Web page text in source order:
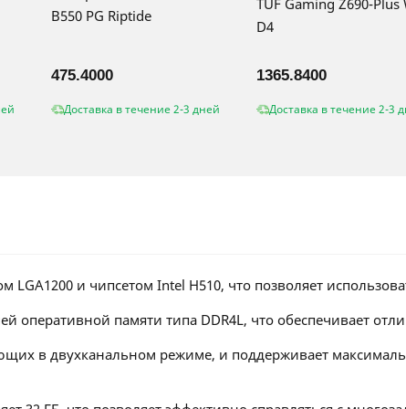
B550 PG Riptide
475.4000
Доставка в течение 2-3 дней
TUF Gaming Z690-Plus
D4
1365.8400
Доставка в течение 2-3
LGA1200 и чипсетом Intel H510, что позволяет
оперативной памяти типа DDR4L, что обеспечивает
в двухканальном режиме, и поддерживает